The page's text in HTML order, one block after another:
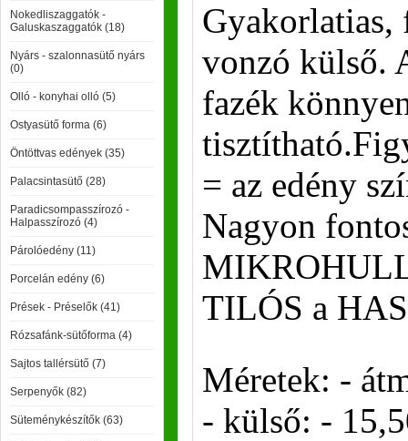
Nokedliszaggatók -
Galuskaszaggatók (18)
Nyárs - szalonnasütő nyárs
(0)
Olló - konyhai olló (5)
Ostyasütő forma (6)
Öntöttvas edények (35)
Palacsintasütő (28)
Paradicsompasszírozó -
Halpasszírozó (4)
Párolóedény (11)
Porcelán edény (6)
Prések - Préselők (41)
Rózsafánk-sütőforma (4)
Sajtos tallérsütő (7)
Serpenyők (82)
Süteménykészítők (63)
Gyakorlatias,
vonzó külső.
fazék
= az edény
Nagyon
TILÓS a
Méretek: -
- külső: -